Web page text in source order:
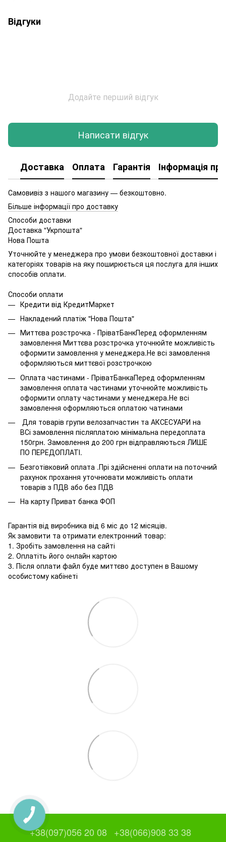
Відгуки
Додайте перший відгук
Написати відгук
Доставка Оплата Гарантія Інформація
Самовивіз з нашого магазину — безкоштовно.
Більше інформації про доставку
Способи доставки
Доставка "Укрпошта"
Нова Пошта
Уточнюйте у менеджера про умови безкоштовної доставки і
категоріях товарів на яку поширюється ця послуга для інших
способів оплати.
Способи оплати
Кредити від КредитМаркет
Накладений платіж "Нова Пошта"
Миттєва розстрочка - ПріватБанкПеред оформленням
замовлення Миттєва розстрочка уточнюйте можливість
оформити замовлення у менеджера.Не всі замовлення
оформляються миттєвої розстрочкою
Оплата частинами - ПріватБанкаПеред оформленням
замовлення оплата частинами уточнюйте можливість
оформити оплату частинами у менеджера.Не всі
замовлення оформляються оплатою чатинами
Для товарів групи велозапчастин та АКСЕСУАРИ на
ВСі замовлення післяплатою мінімальна передоплата
150грн. Замовлення до 200 грн відправляються ЛИШЕ
ПО ПЕРЕДОПЛАТІ.
Безготівковий оплата .Прі здійсненні оплати на поточний
рахунок прохання уточнювати можливість оплати
товарів з ПДВ або без ПДВ
На карту Приват банка ФОП
Гарантія від виробника від 6 міс до 12 місяців.
Як замовити та отримати електронний товар:
1. Зробіть замовлення на сайті
2. Оплатіть його онлайн картою
3. Після оплати файл буде миттєво доступен в Вашому
особистому кабінеті
+38(097)056 20 08 +38(066)908 33 38